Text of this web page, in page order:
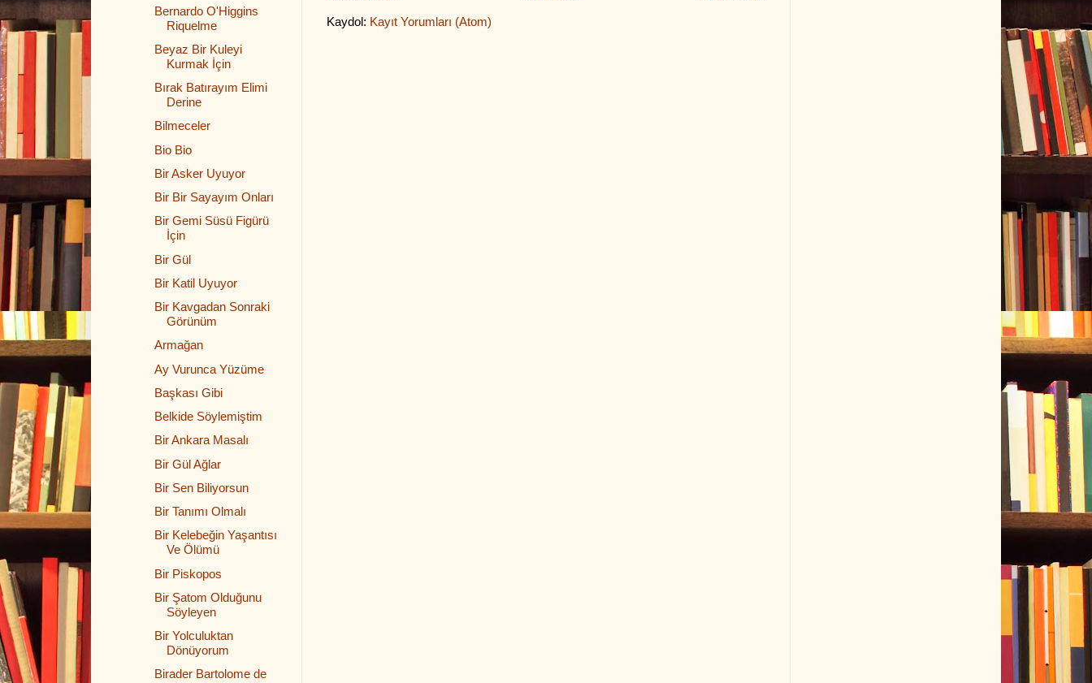
Kaydol: Kayıt Yorumları (Atom)
Bernardo O'Higgins
Riquelme
Beyaz Bir Kuleyi
Kurmak İçin
Bırak Batırayım Elimi
Derine
Bilmeceler
Bio Bio
Bir Asker Uyuyor
Bir Bir Sayayım Onları
Bir Gemi Süsü Figürü
İçin
Bir Gül
Bir Katil Uyuyor
Bir Kavgadan Sonraki
Görünüm
Armağan
Ay Vurunca Yüzüme
Başkası Gibi
Belkide Söylemiştim
Bir Ankara Masalı
Bir Gül Ağlar
Bir Sen Biliyorsun
Bir Tanımı Olmalı
Bir Kelebeğin Yaşantısı
Ve Ölümü
Bir Piskopos
Bir Şatom Olduğunu
Söyleyen
Bir Yolculuktan
Dönüyorum
Birader Bartolome de